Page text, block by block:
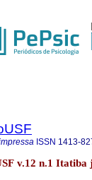
ISSN 1413-
v.12 n.1 Itatiba